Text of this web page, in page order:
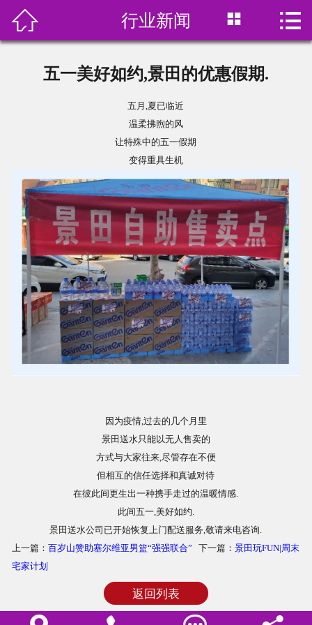
 首页
在线预订
新闻资讯
联系我们
饮用水分类
商品相册
 行业新闻  
五一美好如约,景田的优惠假期.
五月,夏已临近
温柔拂煦的风
让特殊中的五一假期
变得重具生机
因为疫情,过去的几个月里
景田送水只能以无人售卖的
方式与大家往来,尽管存在不便
但相互的信任选择和真诚对待
在彼此间更生出一种携手走过的温暖情感.
此间五一,美好如约.
景田送水公司已开始恢复上门配送服务,敬请来电咨询.
上一篇： 百岁山赞助塞尔维亚男篮“强强联合” 下一篇： 景田玩FUN|周末
宅家计划
返回列表